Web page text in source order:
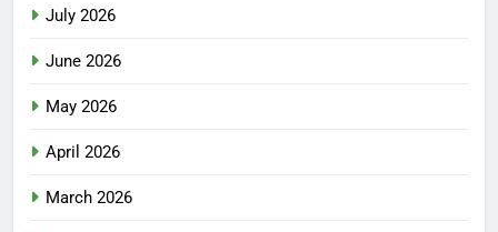
July 2026
June 2026
May 2026
April 2026
March 2026